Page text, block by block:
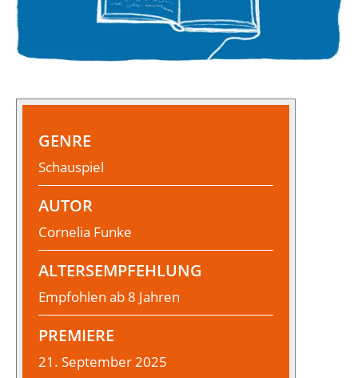
GENRE
Schauspiel
AUTOR
Cornelia Funke
ALTERSEMPFEHLUNG
Empfohlen ab 8 Jahren
PREMIERE
21. September 2025